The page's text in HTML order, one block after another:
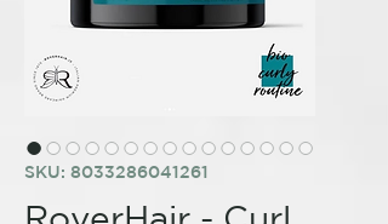
SKU: 8033286041261